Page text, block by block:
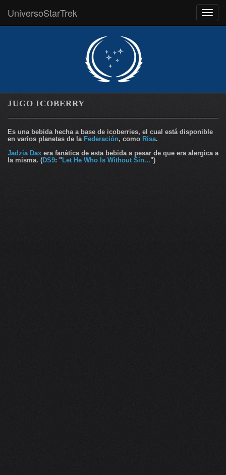
UniversoStarTrek
JUGO ICOBERRY
Es una bebida hecha a base de icoberries, el cual está disponible
en varios planetas de la Federación, como Risa.
Jadzia Dax era fanática de esta bebida a pesar de que era alergica a
la misma. (DS9: "Let He Who Is Without Sin...")